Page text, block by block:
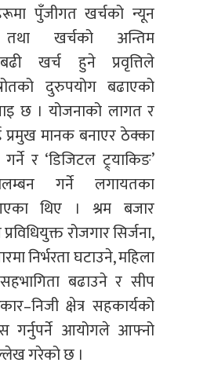
पुँजीगत खर्चको न्यून
तथा खर्चको अन्तिम
बढी खर्च हुने प्रवृत्तिले
दुरुपयोग बढाएको
छ । योजनाको लागत र
मानक बनाएर ठेक्का
र ‘डिजिटल ट्र्याकिङ’
गर्ने लगायतका
थिए । श्रम बजार
रोजगार सिर्जना,
निर्भरता घटाउने, महिला
बढाउने र सीप
क्षेत्र सहकार्यको
गर्नुपर्ने आयोगले आफ्नो
गरेको छ ।